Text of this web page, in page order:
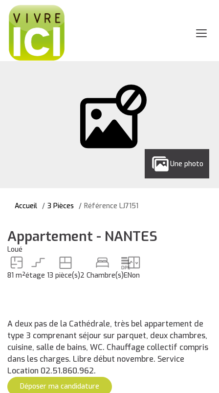
Une photo
Accueil 3 Pièces Référence LJ7151
Appartement - NANTES
Loué
81 m²étage 13 pièce(s)2 Chambre(s)ENon
A deux pas de la Cathédrale, très bel appartement de
type 3 comprenant séjour sur parquet, deux chambres,
cuisine, salle de bains, WC. Chauffage collectif compris
dans les charges. Libre début novembre. Service
Location 02.51.860.962.
Déposer ma candidature